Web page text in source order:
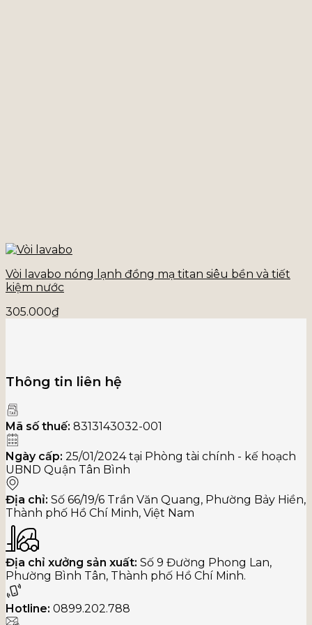
Vòi lavabo nóng lạnh đồng mạ titan siêu bền và tiết
kiệm nước
305.000₫
Thông tin liên hệ
Mã số thuế: 8313143032-001
Ngày cấp: 25/01/2024 tại Phòng tài chính - kế hoạch
UBND Quận Tân Bình
Địa chỉ: Số 66/19/6 Trần Văn Quang, Phường Bảy Hiền,
Thành phố Hồ Chí Minh, Việt Nam
Địa chỉ xưởng sản xuất: Số 9 Đường Phong Lan,
Phường Bình Tân, Thành phố Hồ Chí Minh.
Hotline: 0899.202.788